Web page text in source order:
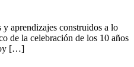
aprendizajes construidos a lo
de la celebración de los 10 años
[…]